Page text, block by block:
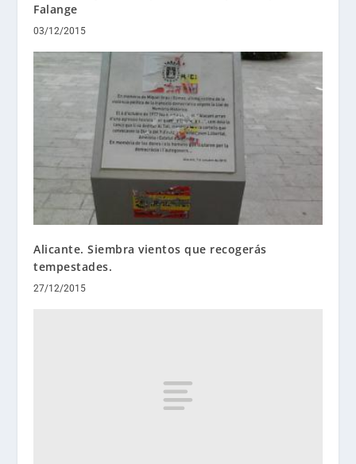
Falange
03/12/2015
Alicante. Siembra vientos que recogerás
tempestades.
27/12/2015